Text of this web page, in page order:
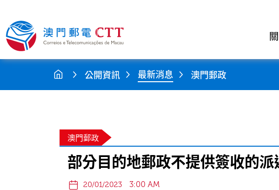
公開資訊 最新消息 澳門郵政
澳門郵政
部分目的地郵政不提供簽收的派
20/01/2023 3:00 AM